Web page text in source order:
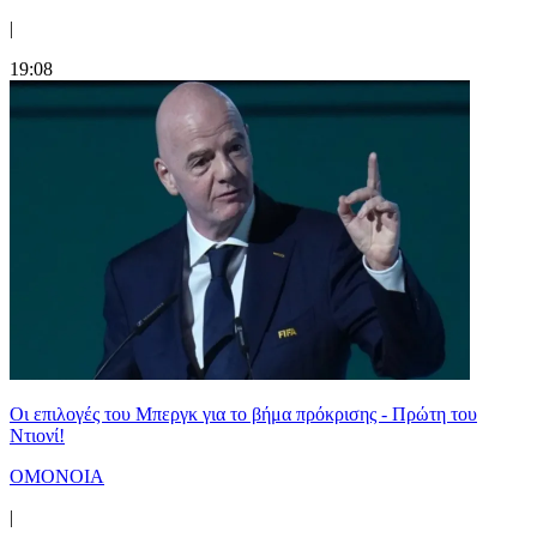
|
19:08
Οι επιλογές του Μπεργκ για το βήμα πρόκρισης - Πρώτη του
Ντιονί!
ΟΜΟΝΟΙΑ
|